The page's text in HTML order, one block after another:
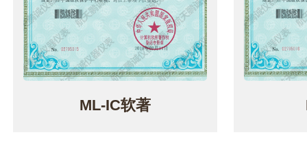
ML-IC软著